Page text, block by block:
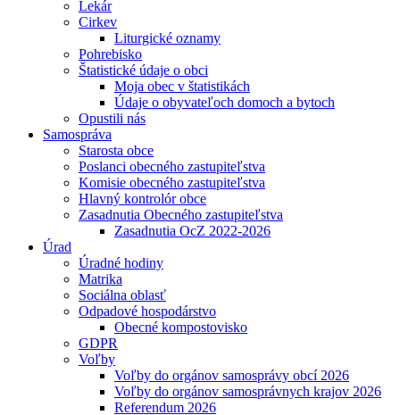
Lekár
Cirkev
Liturgické oznamy
Pohrebisko
Štatistické údaje o obci
Moja obec v štatistikách
Údaje o obyvateľoch domoch a bytoch
Opustili nás
Samospráva
Starosta obce
Poslanci obecného zastupiteľstva
Komisie obecného zastupiteľstva
Hlavný kontrolór obce
Zasadnutia Obecného zastupiteľstva
Zasadnutia OcZ 2022-2026
Úrad
Úradné hodiny
Matrika
Sociálna oblasť
Odpadové hospodárstvo
Obecné kompostovisko
GDPR
Voľby
Voľby do orgánov samosprávy obcí 2026
Voľby do orgánov samosprávnych krajov 2026
Referendum 2026